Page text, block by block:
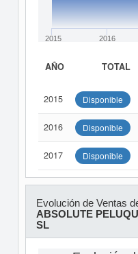
2015 2016
AÑO TOTAL
2015 Disponible
2016 Disponible
2017 Disponible
Evolución de Ventas
ABSOLUTE
SL